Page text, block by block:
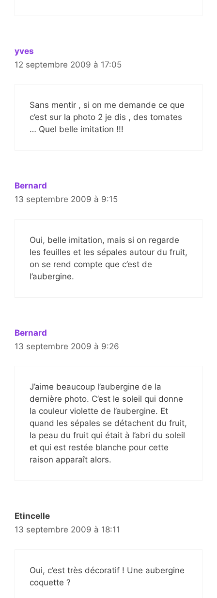
yves
12 septembre 2009 à 17:05
Sans mentir , si on me demande ce que
c’est sur la photo 2 je dis , des tomates
… Quel belle imitation !!!
Bernard
13 septembre 2009 à 9:15
Oui, belle imitation, mais si on regarde
les feuilles et les sépales autour du fruit,
on se rend compte que c’est de
l’aubergine.
Bernard
13 septembre 2009 à 9:26
J’aime beaucoup l’aubergine de la
dernière photo. C’est le soleil qui donne
la couleur violette de l’aubergine. Et
quand les sépales se détachent du fruit,
la peau du fruit qui était à l’abri du soleil
et qui est restée blanche pour cette
raison apparaît alors.
Etincelle
13 septembre 2009 à 18:11
Oui, c’est très décoratif ! Une aubergine
coquette ?